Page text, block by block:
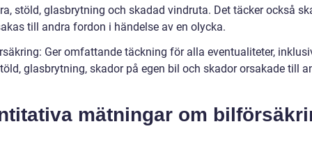
stöld, glasbrytning och skadad vindruta. Det täcker också
till andra fordon i händelse av en olycka.
Ger omfattande täckning för alla eventualiteter,
glasbrytning, skador på egen bil och skador orsakade till
mätningar om